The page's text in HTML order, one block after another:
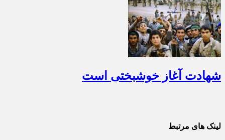
شهادت آغاز خوشبختی است
لینک های مرتبط